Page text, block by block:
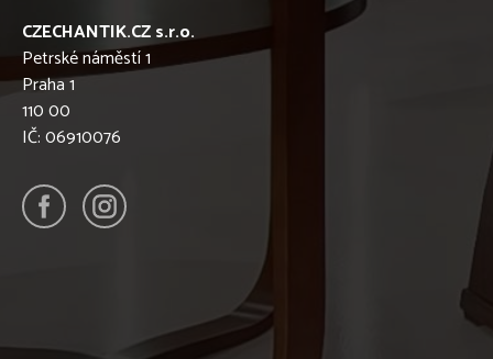
CZECHANTIK.CZ s.r.o.
Petrské náměstí 1
Praha 1
110 00
IČ: 06910076